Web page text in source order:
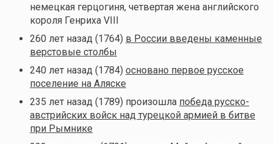
немецкая герцогиня, четвертая жена английского
короля Генриха VIII
260 лет назад (1764) в России введены каменные
верстовые столбы
240 лет назад (1784) основано первое русское
поселение на Аляске
235 лет назад (1789) произошла победа русско-
австрийских войск над турецкой армией в битве
при Рымнике